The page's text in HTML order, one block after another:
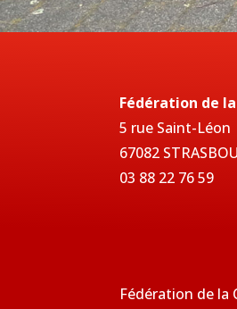
Fédération de
5 rue Saint-Léon
67082
03 88 22 76 59
Fédération de la